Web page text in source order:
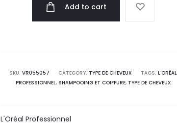
Advanced
Shampooing
en-
ml
Add to cart
SKU:VR055057 CATEGORY: TYPE DE CHEVEUX TAGS:L'ORÉAL
PROFESSIONNEL, SHAMPOOING ET COIFFURE, TYPE DE CHEVEUX
L'Oréal Professionnel